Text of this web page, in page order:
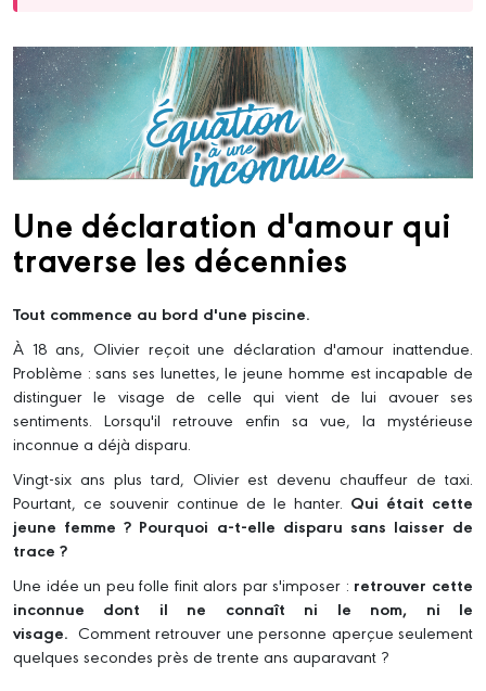
Une déclaration d'amour qui
traverse les décennies
Tout commence au bord d'une piscine.
À 18 ans, Olivier reçoit une déclaration d'amour inattendue.
Problème : sans ses lunettes, le jeune homme est incapable de
distinguer le visage de celle qui vient de lui avouer ses
sentiments. Lorsqu'il retrouve enfin sa vue, la mystérieuse
inconnue a déjà disparu.
Vingt-six ans plus tard, Olivier est devenu chauffeur de taxi.
Pourtant, ce souvenir continue de le hanter. Qui était cette
jeune femme ? Pourquoi a-t-elle disparu sans laisser de
trace ?
Une idée un peu folle finit alors par s'imposer : retrouver cette
inconnue dont il ne connaît ni le nom, ni le
visage. Comment retrouver une personne aperçue seulement
quelques secondes près de trente ans auparavant ?